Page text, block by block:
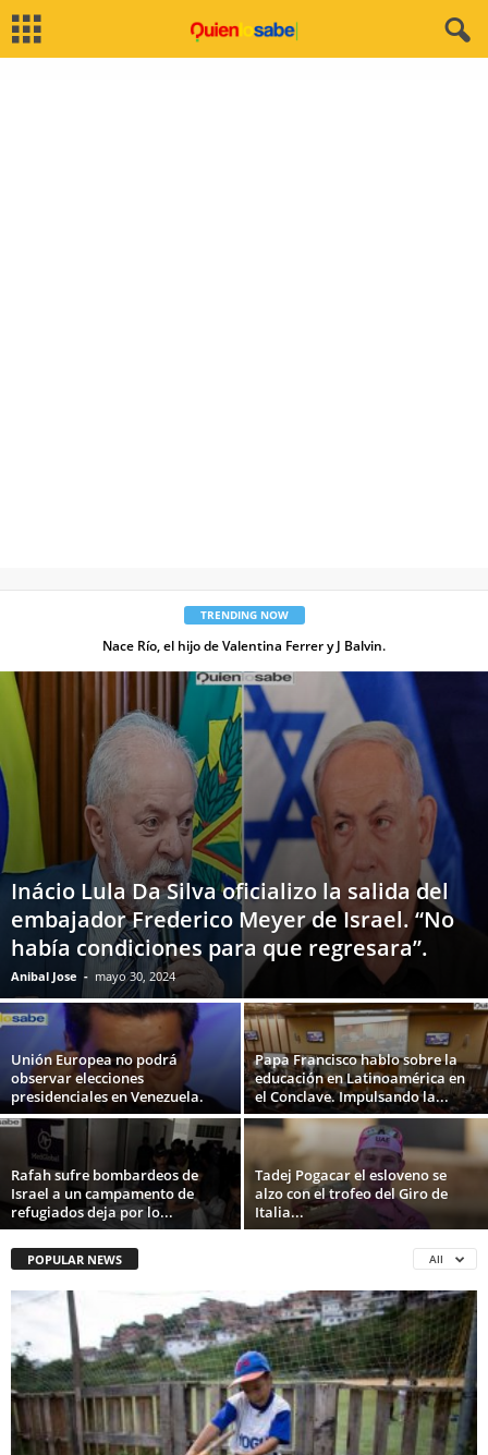
TRENDING NOW
¿Los Simpson predijeron el coronavirus?
Inácio Lula Da Silva oficializo la salida del
embajador Frederico Meyer de Israel. “No
había condiciones para que regresara”.
Anibal Jose - mayo 30, 2024
Unión Europea no podrá
observar elecciones
presidenciales en Venezuela.
Papa Francisco hablo sobre la
educación en Latinoamérica en
el Conclave. Impulsando la...
Rafah sufre bombardeos de
Israel a un campamento de
refugiados deja por lo...
Tadej Pogacar el esloveno se
alzo con el trofeo del Giro de
Italia...
POPULAR NEWS All